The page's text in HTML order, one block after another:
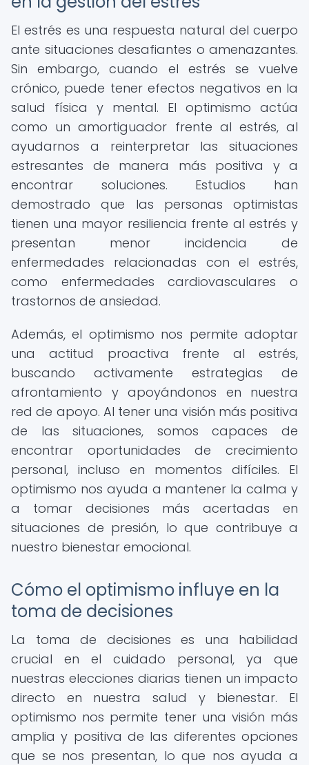
El estrés es una respuesta natural del cuerpo
ante situaciones desafiantes o amenazantes.
Sin embargo, cuando el estrés se vuelve
crónico, puede tener efectos negativos en la
salud física y mental. El optimismo actúa
como un amortiguador frente al estrés, al
ayudarnos a reinterpretar las situaciones
estresantes de manera más positiva y a
encontrar soluciones. Estudios han
demostrado que las personas optimistas
tienen una mayor resiliencia frente al estrés y
presentan menor incidencia de
enfermedades relacionadas con el estrés,
como enfermedades cardiovasculares o
trastornos de ansiedad.
Además, el optimismo nos permite adoptar
una actitud proactiva frente al estrés,
buscando activamente estrategias de
afrontamiento y apoyándonos en nuestra
red de apoyo. Al tener una visión más positiva
de las situaciones, somos capaces de
encontrar oportunidades de crecimiento
personal, incluso en momentos difíciles. El
optimismo nos ayuda a mantener la calma y
a tomar decisiones más acertadas en
situaciones de presión, lo que contribuye a
nuestro bienestar emocional.
Cómo el optimismo influye en la
toma de decisiones
La toma de decisiones es una habilidad
crucial en el cuidado personal, ya que
nuestras elecciones diarias tienen un impacto
directo en nuestra salud y bienestar. El
optimismo nos permite tener una visión más
amplia y positiva de las diferentes opciones
que se nos presentan, lo que nos ayuda a